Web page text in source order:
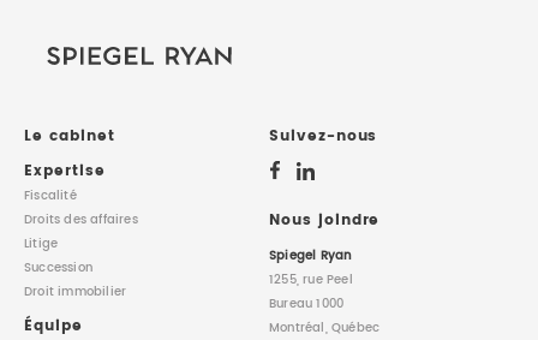
Le cabinet
Expertise
Fiscalité
Droits des affaires
Litige
Succession
Droit immobilier
Équipe
Suivez-nous
Nous joindre
Spiegel Ryan
1255, rue Peel
Bureau 1000
Montréal, Québec